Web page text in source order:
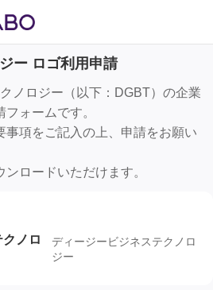
ー ロゴ利用申請
ノロジー（以下：DGBT）の企業
ォームです。
事項をご記入の上、申請をお願い
ロードいただけます。
ノロ
ディージービジネステクノロ
ジー